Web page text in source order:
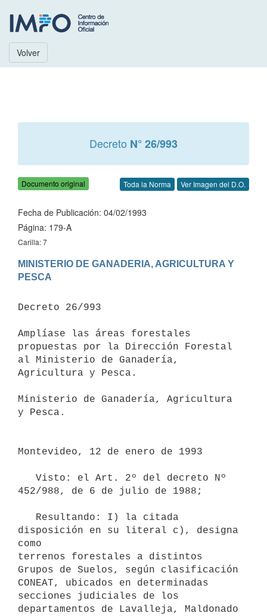
Volver
Decreto N° 26/993
Documento original Toda la Norma Ver Imagen del D.O.
Fecha de Publicación: 04/02/1993
Página: 179-A
Carilla: 7
MINISTERIO DE GANADERIA, AGRICULTURA Y
PESCA
Decreto 26/993
Amplíase las áreas forestales
propuestas por la Dirección Forestal
al Ministerio de Ganadería,
Agricultura y Pesca.
Ministerio de Ganadería, Agricultura
y Pesca.
Montevideo, 12 de enero de 1993
452/988, de 6 de julio de 1988;
disposición en su literal c), designa
como
terrenos forestales a distintos
Grupos de Suelos, según clasificación
CONEAT, ubicados en determinadas
secciones judiciales de los
departamentos de Lavalleja, Maldonado